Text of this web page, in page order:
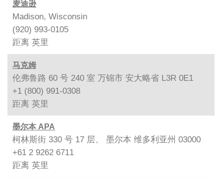
麦迪逊
Madison, Wisconsin
(920) 993-0105
距离 英里
马克姆
伦弗鲁路 60 号 240 室 万锦市 安大略省 L3R 0E1
+1 (800) 991-0308
距离 英里
墨尔本 APA
柯林斯街 330 号 17 层、 墨尔本 维多利亚州 03000
+61 2 9262 6711
距离 英里